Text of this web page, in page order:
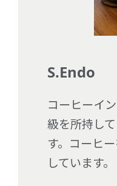
S.Endo
コーヒーイ
級を所持し
す。コーヒ
しています。